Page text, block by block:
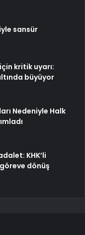
sansür
kritik uyarı:
büyüyor
Nedeniyle Halk
KHK’li
dönüş